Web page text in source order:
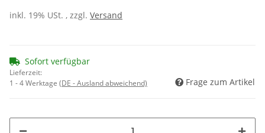
inkl. 19% USt. , zzgl. Versand
Sofort verfügbar
Lieferzeit:
1 - 4 Werktage (DE - Ausland abweichend) Frage zum Artikel